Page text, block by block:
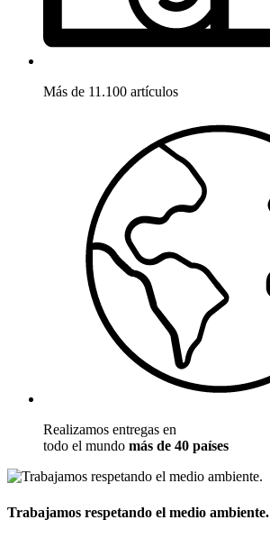
Más de 11.100 artículos
Realizamos entregas en
todo el mundo más de 40 países
Trabajamos respetando el medio ambiente.